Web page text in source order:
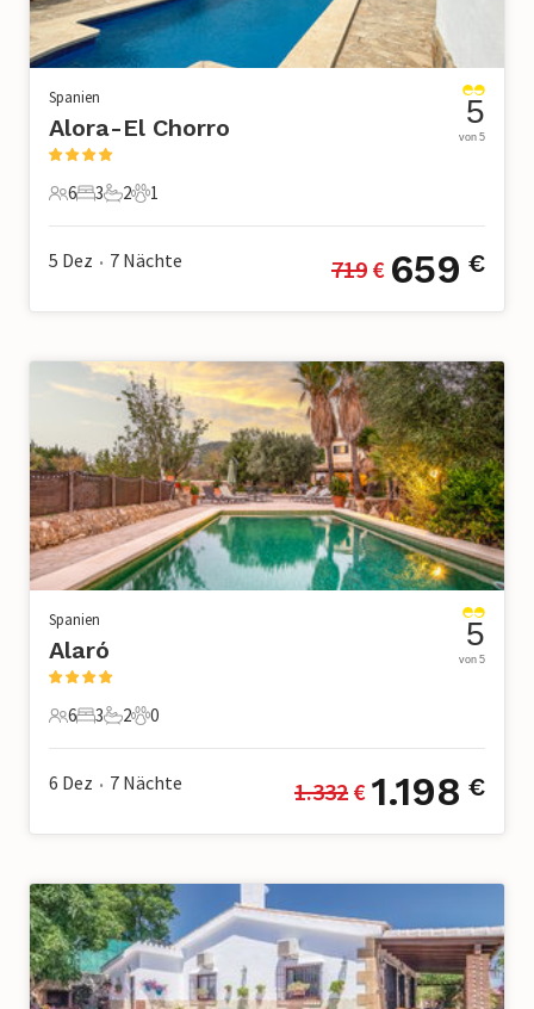
Spanien
Alora-El Chorro
6 Gäste
6
3 Schlafzimmer
3
2 Badezimmer
2
1 Haustier
1
5
von 5
5 Dez • 7 Nächte 719 € 659 €
Spanien
Alaró
6 Gäste
6
3 Schlafzimmer
3
2 Badezimmer
2
0 Haustiere
0
5
von 5
6 Dez • 7 Nächte 1.332 € 1.198 €